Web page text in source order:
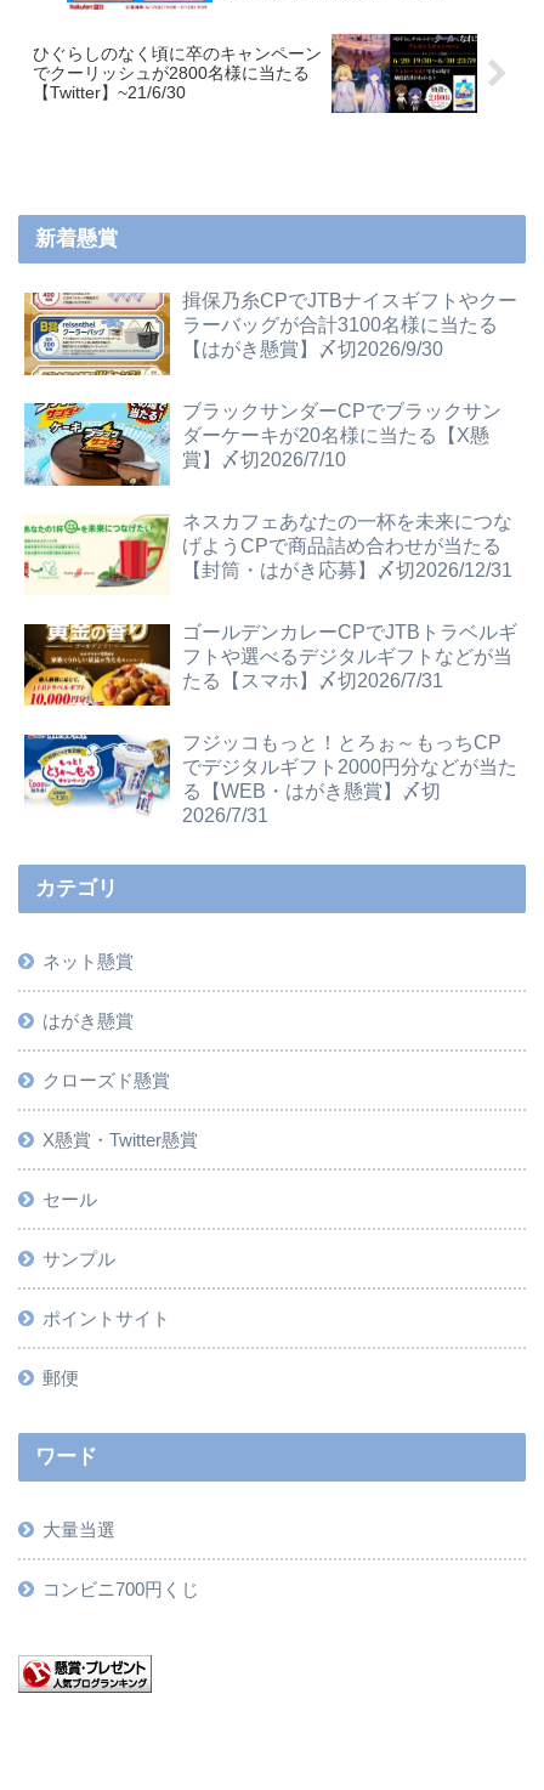
ひぐらしのなく頃に卒のキャンペーン
でクーリッシュが2800名様に当たる
【Twitter】~21/6/30
新着懸賞
揖保乃糸CPでJTBナイスギフトやクー
ラーバッグが合計3100名様に当たる
【はがき懸賞】〆切2026/9/30
ブラックサンダーCPでブラックサン
ダーケーキが20名様に当たる【X懸
賞】〆切2026/7/10
ネスカフェあなたの一杯を未来につな
げようCPで商品詰め合わせが当たる
【封筒・はがき応募】〆切2026/12/31
ゴールデンカレーCPでJTBトラベルギ
フトや選べるデジタルギフトなどが当
たる【スマホ】〆切2026/7/31
フジッコもっと！とろぉ～もっちCP
でデジタルギフト2000円分などが当た
る【WEB・はがき懸賞】〆切
2026/7/31
カテゴリ
ネット懸賞
はがき懸賞
クローズド懸賞
X懸賞・Twitter懸賞
セール
サンプル
ポイントサイト
郵便
ワード
大量当選
コンビニ700円くじ